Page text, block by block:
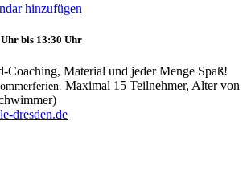
hinzufügen
bis 13:30 Uhr
Coaching, Material und jeder Menge Spaß!
Maximal 15 Teilnehmer, Alter von
dresden.de